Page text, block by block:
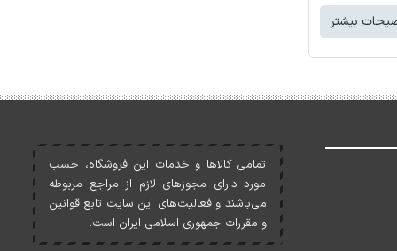
بیشتر
تمامی کالاها و خدمات اين فروشگاه، حسب
مورد دارای مجوزهای لازم از مراجع مربوطه
می‌باشند و فعاليت‌های اين سايت تابع قوانين
و مقررات جمهوری اسلامی ايران است.